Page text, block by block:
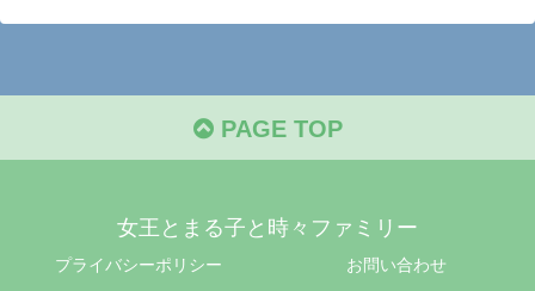
PAGE TOP
女王とまる子と時々ファミリー
プライバシーポリシー
お問い合わせ